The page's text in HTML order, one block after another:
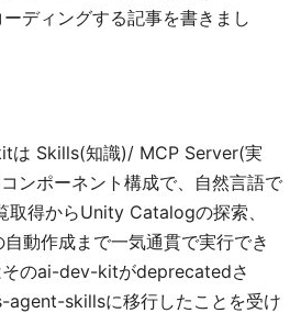
ディングする記事を書きまし
は Skills(知識)/ MCP Server(実
ンポーネント構成で、自然言語で
取得からUnity Catalogの探索、
動作成まで一気通貫で実行でき
そのai-dev-kitがdeprecatedさ
skillsに移行したことを受け